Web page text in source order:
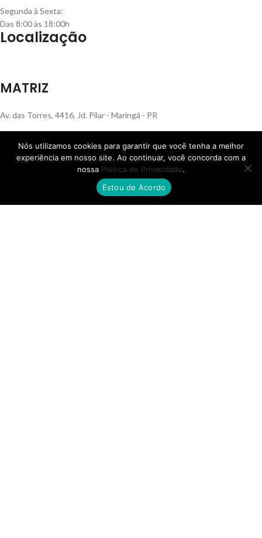
Segunda à Sexta:
Das 8:00 às 18:00h
Localização
MATRIZ
Av. das Torres, 4416, Jd. Pilar - Maringá - PR
Rua Henrique Rech, 560, Bairro Sanvitto - Caxias do Sul - RS
Nós utilizamos cookies para garantir que você tenha a melhor
experiência em nosso site. Ao continuar, você concorda com a
nossa Política de Privacidade.
Estou de Acordo